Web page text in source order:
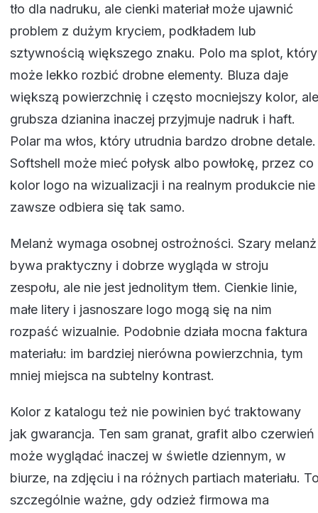
tło dla nadruku, ale cienki materiał może ujawnić
problem z dużym kryciem, podkładem lub
sztywnością większego znaku. Polo ma splot, który
może lekko rozbić drobne elementy. Bluza daje
większą powierzchnię i często mocniejszy kolor, ale
grubsza dzianina inaczej przyjmuje nadruk i haft.
Polar ma włos, który utrudnia bardzo drobne detale.
Softshell może mieć połysk albo powłokę, przez co
kolor logo na wizualizacji i na realnym produkcie nie
zawsze odbiera się tak samo.
Melanż wymaga osobnej ostrożności. Szary melanż
bywa praktyczny i dobrze wygląda w stroju
zespołu, ale nie jest jednolitym tłem. Cienkie linie,
małe litery i jasnoszare logo mogą się na nim
rozpaść wizualnie. Podobnie działa mocna faktura
materiału: im bardziej nierówna powierzchnia, tym
mniej miejsca na subtelny kontrast.
Kolor z katalogu też nie powinien być traktowany
jak gwarancja. Ten sam granat, grafit albo czerwień
może wyglądać inaczej w świetle dziennym, w
biurze, na zdjęciu i na różnych partiach materiału.
szczególnie ważne, gdy odzież firmowa ma